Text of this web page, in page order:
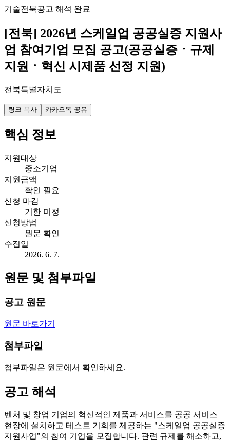
기술전북공고 해석 완료
[전북] 2026년 스케일업 공공실증 지원사
업 참여기업 모집 공고(공공실증ㆍ규제
지원ㆍ혁신 시제품 선정 지원)
전북특별자치도
링크 복사 카카오톡 공유
핵심 정보
지원대상
중소기업
지원금액
확인 필요
신청 마감
기한 미정
신청방법
원문 확인
수집일
2026. 6. 7.
원문 및 첨부파일
공고 원문
원문 바로가기
첨부파일
첨부파일은 원문에서 확인하세요.
공고 해석
벤처 및 창업 기업의 혁신적인 제품과 서비스를 공공 서비스
현장에 설치하고 테스트 기회를 제공하는 "스케일업 공공실증
지원사업"의 참여 기업을 모집합니다. 관련 규제를 해소하고,